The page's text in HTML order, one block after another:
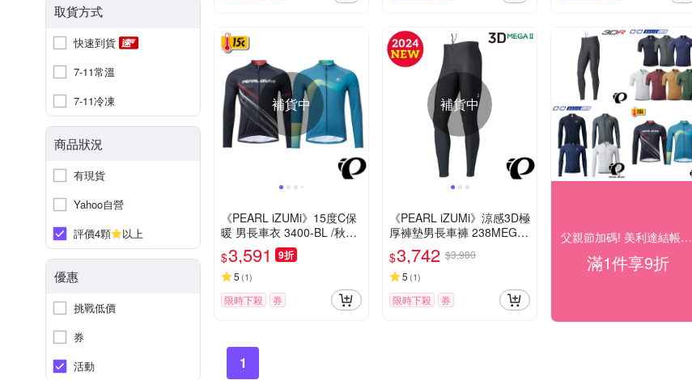
取貨方式
快速到貨
7-11常溫
7-11冷凍
商品狀況
有現貨
Yahoo自營
評價4顆
以上
優惠
挑戰低價
券
活動
補貨中
《PEARL iZUMi》15度C保
暖 男長車衣 3400-BL /秋冬
車衣/保暖車衣/長車衣/運動/
自行車
$3,591 9折
5 (1)
限時下殺 券
補貨中
《PEARL iZUMi》涼感3D極
厚褲墊男長車褲 238MEGAI
I-5 黑 24 /防曬/吸汗/透氣/環
島/單車/運動/長途
$3,742 $3,980
5 (1)
限時下殺 券
父親節加碼! 美利達結帳9折
滿1件享9折
1